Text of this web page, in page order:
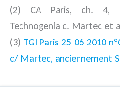
(2) CA Paris, ch. 4,
Technogenia c. Martec et
(3) TGI Paris 25 06 2010
c/ Martec, anciennement